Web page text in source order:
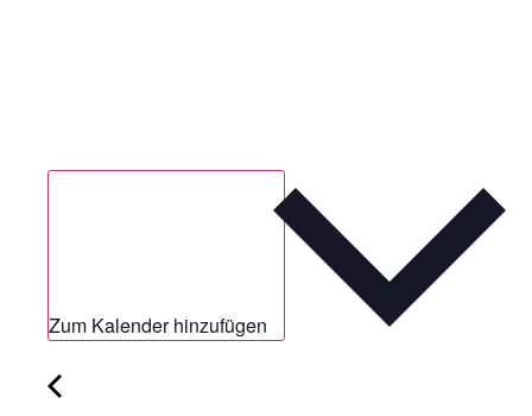
Zum Kalender hinzufügen